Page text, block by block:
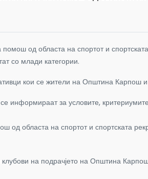
од областа на спортот и
со млади категории.
кои се жители на Општина Карпош
информираат за условите,
областа на спортот и спортската
на подрачјето на Општина